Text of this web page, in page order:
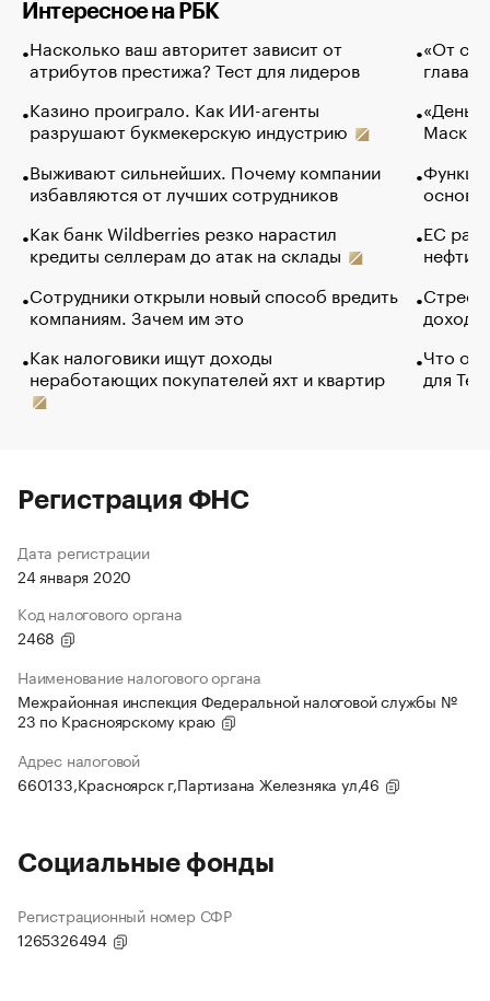
Интересное на РБК
Насколько ваш авторитет зависит от
атрибутов престижа? Тест для лидеров
Казино проиграло. Как ИИ-агенты
разрушают букмекерскую индустрию
Выживают сильнейших. Почему компании
избавляются от лучших сотрудников
Как банк Wildberries резко нарастил
кредиты селлерам до атак на склады
Сотрудники открыли новый способ вредить
компаниям. Зачем им это
Как налоговики ищут доходы
неработающих покупателей яхт и квартир
«От
глава
Маск в
основ
ЕС
нефти
Что
для
Регистрация ФНС
Дата регистрации
24 января 2020
Код налогового органа
2468
Наименование налогового органа
Межрайонная инспекция Федеральной налоговой службы №
23 по Красноярскому краю
Адрес налоговой
660133,Красноярск г,Партизана Железняка ул,46
Социальные фонды
Регистрационный номер СФР
1265326494